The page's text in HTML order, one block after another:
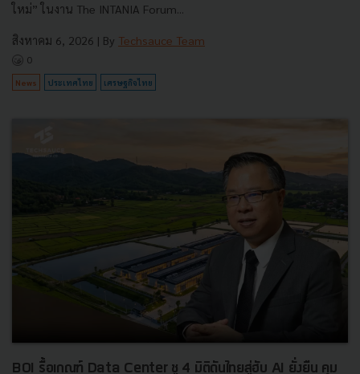
ใหม่” ในงาน The INTANIA Forum...
สิงหาคม 6, 2026 | By Techsauce Team
0
News ประเทศไทย เศรษฐกิจไทย
BOI รื้อเกณฑ์ Data Center ชู 4 มิติดันไทยสู่ฮับ AI ยั่งยืน คุม